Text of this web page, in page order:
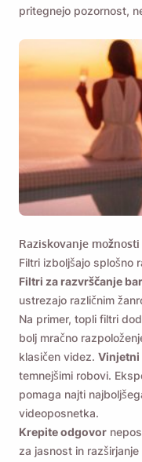
pritegnejo pozornost,
Raziskovanje
Filtri izboljšajo splošno
Filtri za razvrščanje
ustrezajo različnim
Na primer, topli filtri
bolj mračno
klasičen videz. Vinjetni
temnejšimi robovi.
pomaga najti
videoposnetka.
Krepite odgovor
za jasnost in